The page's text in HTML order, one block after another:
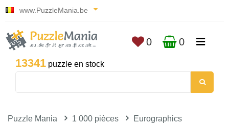
www.PuzzleMania.be
13341 puzzle en stock
0 0
Puzzle Mania 1 000 pièces
Eurographics